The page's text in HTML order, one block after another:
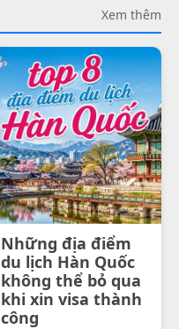
Xem thêm
Những địa điểm
du lịch Hàn Quốc
không thể bỏ qua
khi xin visa thành
công